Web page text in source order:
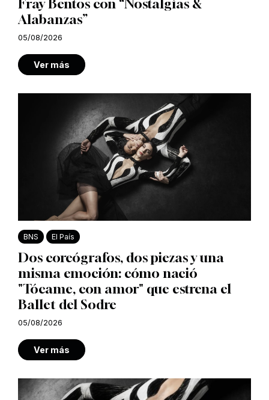
Fray Bentos con “Nostalgias &
Alabanzas”
05/08/2026
Ver más
BNS El País
Dos coreógrafos, dos piezas y una
misma emoción: cómo nació
"Tócame, con amor" que estrena el
Ballet del Sodre
05/08/2026
Ver más